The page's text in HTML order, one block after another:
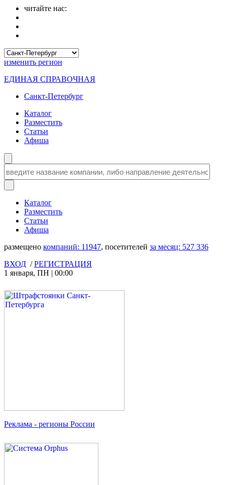
читайте нас:
изменить регион
ЕДИНАЯ СПРАВОЧНАЯ
Санкт-Петербург
Каталог
Разместить
Статьи
Афиша
Каталог
Разместить
Статьи
Афиша
размещено компаний: 11947, посетителей за месяц: 527 336
ВХОД /РЕГИСТРАЦИЯ
1 января, ПН | 00:00
Реклама - регионы России